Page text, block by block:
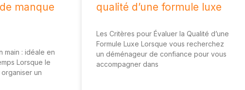
manque
main : idéale en
Lorsque le
un
qualité d’une formule luxe
Les Critères pour Évaluer la Qualité d’une
Formule Luxe Lorsque vous recherchez
un déménageur de confiance pour vous
accompagner dans